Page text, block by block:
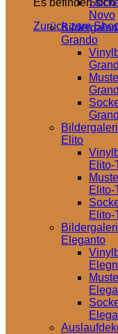
Es befinden
Zurück zum
Novo
Grando
Elito
Elito-
Elito-
Elito-
Eleganto